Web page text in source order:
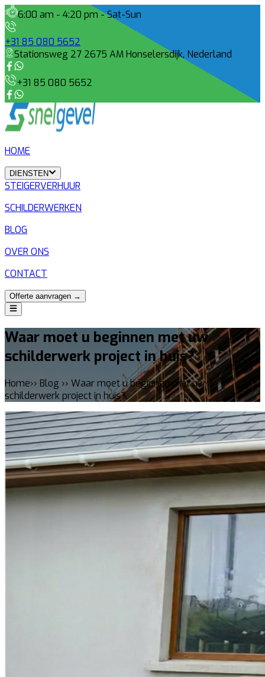
6:00 am - 4:20 pm - Sat-Sun
+31 85 080 5652
Stationsweg 27 2675 AM Honselersdijk, Nederland
+31 85 080 5652
HOME
DIENSTEN
STEIGERVERHUUR
SCHILDERWERKEN
BLOG
OVER ONS
CONTACT
Offerte aanvragen →
Waar moet u beginnen met uw
schilderwerk project in huis?
Home›› Blog ›› Waar moet u beginnen met uw
schilderwerk project in huis?